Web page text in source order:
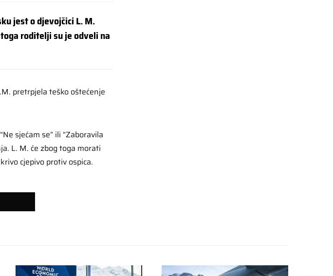
jest o djevojčici L. M.
roditelji su je odveli na
pretrpjela teško oštećenje
sjećam se” ili “Zaboravila
L. M. će zbog toga morati
cjepivo protiv ospica.